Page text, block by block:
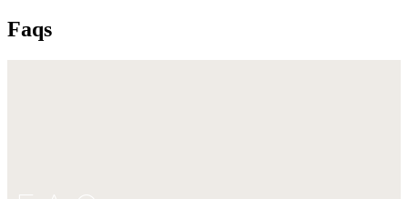
Faqs